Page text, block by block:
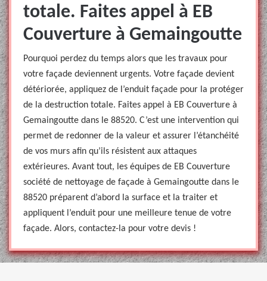
totale. Faites appel à EB
Couverture à Gemaingoutte
Pourquoi perdez du temps alors que les travaux pour
votre façade deviennent urgents. Votre façade devient
détériorée, appliquez de l’enduit façade pour la protéger
de la destruction totale. Faites appel à EB Couverture à
Gemaingoutte dans le 88520. C’est une intervention qui
permet de redonner de la valeur et assurer l’étanchéité
de vos murs afin qu’ils résistent aux attaques
extérieures. Avant tout, les équipes de EB Couverture
société de nettoyage de façade à Gemaingoutte dans le
88520 préparent d’abord la surface et la traiter et
appliquent l’enduit pour une meilleure tenue de votre
façade. Alors, contactez-la pour votre devis !